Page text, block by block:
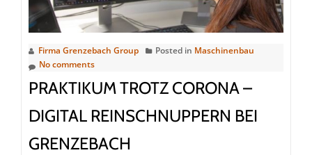
Firma Grenzebach Group Posted in Maschinenbau
No comments
PRAKTIKUM TROTZ CORONA –
DIGITAL REINSCHNUPPERN BEI
GRENZEBACH